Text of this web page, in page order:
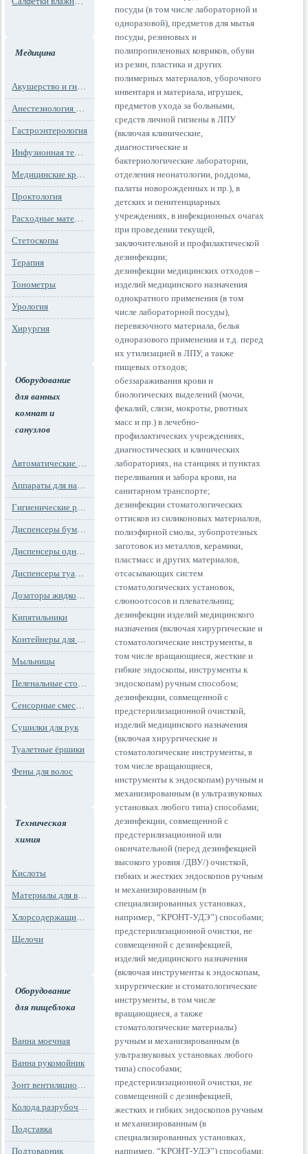
Медицина
Акушерство и гинекология
Анестезиология и реанимация
Гастроэнтерология
Инфузионная терапия
Медицинские кресла
Проктология
Расходные материалы
Стетоскопы
Терапия
Тонометры
Урология
Хирургия
Оборудование
для ванных
комнат и
санузлов
Автоматические освежители воздуха
Аппараты для надевания бахил
Гигиенические расходные материалы
Диспенсеры бумажных полотенец
Диспенсеры одноразовых сидений на унитаз
Диспенсеры туалетной бумаги
Дозаторы жидкого мыла
Кипятильники
Контейнеры для мусора
Мыльницы
Пеленальные столы и детские сидения
Сенсорные смесители
Сушилки для рук
Туалетные ёршики
Фены для волос
Техническая
химия
Кислоты
Материалы для водоподготовки
Хлорсодержащие препараты
Щелочи
Оборудование
для пищеблока
Ванна моечная
Ванна рукомойник
Зонт вентиляционный
Колода разрубочная
Подставка
Подтоварник
посуды (в том числе лабораторной и
одноразовой), предметов для мытья
посуды, резиновых и
полипропиленовых ковриков, обуви
из резин, пластика и других
полимерных материалов, уборочного
инвентаря и материала, игрушек,
предметов ухода за больными,
средств личной гигиены в ЛПУ
(включая клинические,
диагностические и
бактериологические лаборатории,
отделения неонатологии, роддома,
палаты новорожденных и пр.), в
детских и пенитенциарных
учреждениях, в инфекционных очагах
при проведении текущей,
заключительной и профилактической
дезинфекции;
дезинфекции медицинских отходов –
изделий медицинского назначения
однократного применения (в том
числе лабораторной посуды),
перевязочного материала, белья
одноразового применения и т.д. перед
их утилизацией в ЛПУ, а также
пищевых отходов;
обеззараживания крови и
биологических выделений (мочи,
фекалий, слизи, мокроты, рвотных
масс и пр.) в лечебно-
профилактических учреждениях,
диагностических и клинических
лабораториях, на станциях и пунктах
переливания и забора крови, на
санитарном транспорте;
дезинфекции стоматологических
оттисков из силиконовых материалов,
полиэфирной смолы, зубопротезных
заготовок из металлов, керамики,
пластмасс и других материалов,
отсасывающих систем
стоматологических установок,
слюноотсосов и плевательниц;
дезинфекции изделий медицинского
назначения (включая хирургические и
стоматологические инструменты, в
том числе вращающиеся, жесткие и
гибкие эндоскопы, инструменты к
эндоскопам) ручным способом;
дезинфекции, совмещенной с
предстерилизационной очисткой,
изделий медицинского назначения
(включая хирургические и
стоматологические инструменты, в
том числе вращающиеся,
инструменты к эндоскопам) ручным и
механизированным (в ультразвуковых
установках любого типа) способами;
дезинфекции, совмещенной с
предстерилизационной или
окончательной (перед дезинфекцией
высокого уровня /ДВУ/) очисткой,
гибких и жестких эндоскопов ручным
и механизированным (в
специализированных установках,
например, “КРОНТ-УДЭ”) способами;
предстерилизационной очистки, не
совмещенной с дезинфекцией,
изделий медицинского назначения
(включая инструменты к эндоскопам,
хирургические и стоматологические
инструменты, в том числе
вращающиеся, а также
стоматологические материалы)
ручным и механизированным (в
ультразвуковых установках любого
типа) способами;
предстерилизационной очистки, не
совмещенной с дезинфекцией,
жестких и гибких эндоскопов ручным
и механизированным (в
специализированных установках,
например, “КРОНТ-УДЭ”) способами;